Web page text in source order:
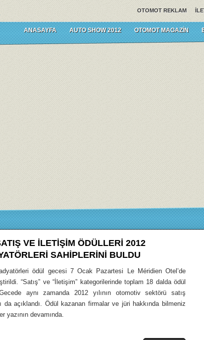
OTOMOT REKLAM
ANASAYFA AUTO SHOW 2012 OTOMOT MAGAZIN
VE İLETİŞİM ÖDÜLLERİ 2012
SAHİPLERİNİ BULDU
ödül gecesi 7 Ocak Pazartesi Le Méridien Otel’de
“Satış” ve “İletişim” kategorilerinde toplam 18 dalda ödül
aynı zamanda 2012 yılının otomotiv sektörü satış
da açıklandı. Ödül kazanan firmalar ve jüri hakkında bilmeniz
yazının devamında.